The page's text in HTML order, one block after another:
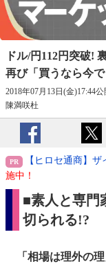
ドル/円112円突破!
再び「買うなら今で
2018年07月13日(金)17:44公
陳満咲杜
【ヒロセ通商】
施中！
■素人と専門
切られる!?
「相場は理外の理